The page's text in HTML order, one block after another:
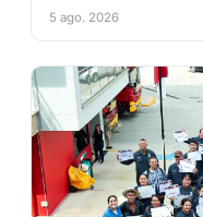
5 ago. 2026